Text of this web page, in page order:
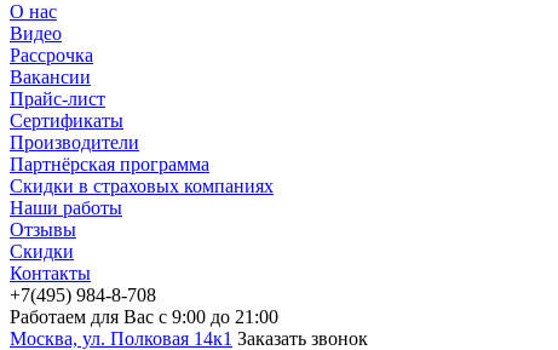
О нас
Видео
Рассрочка
Вакансии
Прайс-лист
Сертификаты
Производители
Партнёрская программа
Скидки в страховых компаниях
Наши работы
Отзывы
Скидки
Контакты
+7(495) 984-8-708
Работаем для Вас с 9:00 до 21:00
Москва, ул. Полковая 14к1 Заказать звонок